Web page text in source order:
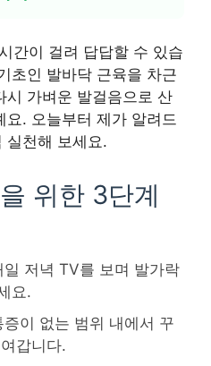
간이 걸려 답답할 수 있습
초인 발바닥 근육을 차근
시 가벼운 발걸음으로 산
. 오늘부터 제가 알려드
실천해 보세요.
위한 3단계
일 저녁 TV를 보며 발가락
요.
증이 없는 범위 내에서 꾸
갑니다.